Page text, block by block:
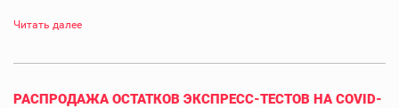
Читать далее
РАСПРОДАЖА ОСТАТКОВ ЭКСПРЕСС-ТЕСТОВ НА COVID-